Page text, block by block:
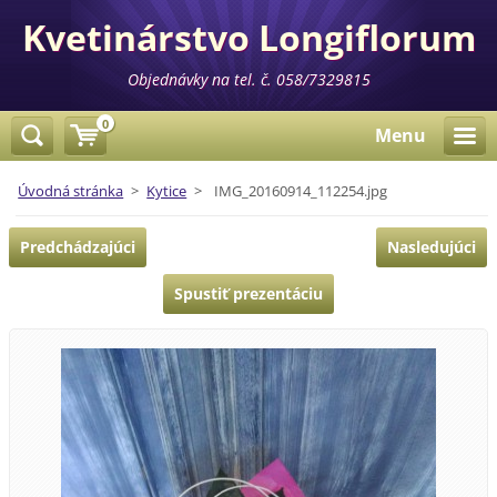
Kvetinárstvo Longiflorum
Objednávky na tel. č. 058/7329815
Menu
Úvodná stránka > Kytice > IMG_20160914_112254.jpg
Predchádzajúci Nasledujúci
Spustiť prezentáciu
0